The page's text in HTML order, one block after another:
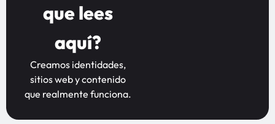
que lees
aquí?
Creamos identidades,
sitios web y contenido
que realmente funciona.